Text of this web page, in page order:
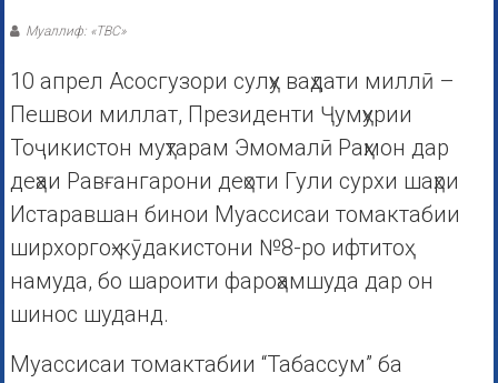
Муаллиф: «ТВС»
10 апрел Асосгузори сулҳу ваҳдати миллӣ –
Пешвои миллат, Президенти Ҷумҳурии
Тоҷикистон муҳтарам Эмомалӣ Раҳмон дар
деҳаи Равғангарони деҳоти Гули сурхи шаҳри
Истаравшан бинои Муассисаи томактабии
ширхоргоҳ-кӯдакистони №8-ро ифтитоҳ
намуда, бо шароити фароҳамшуда дар он
шинос шуданд.
Муассисаи томактабии “Табассум” ба